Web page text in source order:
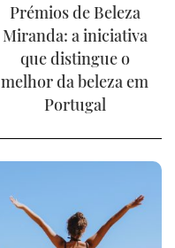
Prémios de Beleza
Miranda: a iniciativa
que distingue o
melhor da beleza em
Portugal